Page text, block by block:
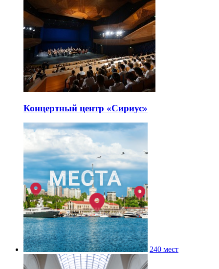
Концертный центр «Сириус»
240 мест